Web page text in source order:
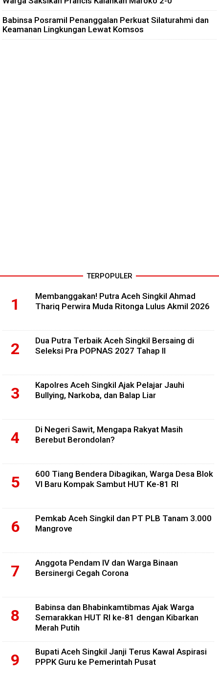
Babinsa Posramil Penanggalan Perkuat Silaturahmi dan
Keamanan Lingkungan Lewat Komsos
TERPOPULER
Membanggakan! Putra Aceh Singkil Ahmad
Thariq Perwira Muda Ritonga Lulus Akmil 2026
Dua Putra Terbaik Aceh Singkil Bersaing di
Seleksi Pra POPNAS 2027 Tahap II
Kapolres Aceh Singkil Ajak Pelajar Jauhi
Bullying, Narkoba, dan Balap Liar
Di Negeri Sawit, Mengapa Rakyat Masih
Berebut Berondolan?
600 Tiang Bendera Dibagikan, Warga Desa Blok
VI Baru Kompak Sambut HUT Ke-81 RI
Pemkab Aceh Singkil dan PT PLB Tanam 3.000
Mangrove
Anggota Pendam IV dan Warga Binaan
Bersinergi Cegah Corona
Babinsa dan Bhabinkamtibmas Ajak Warga
Semarakkan HUT RI ke-81 dengan Kibarkan
Merah Putih
Bupati Aceh Singkil Janji Terus Kawal Aspirasi
PPPK Guru ke Pemerintah Pusat